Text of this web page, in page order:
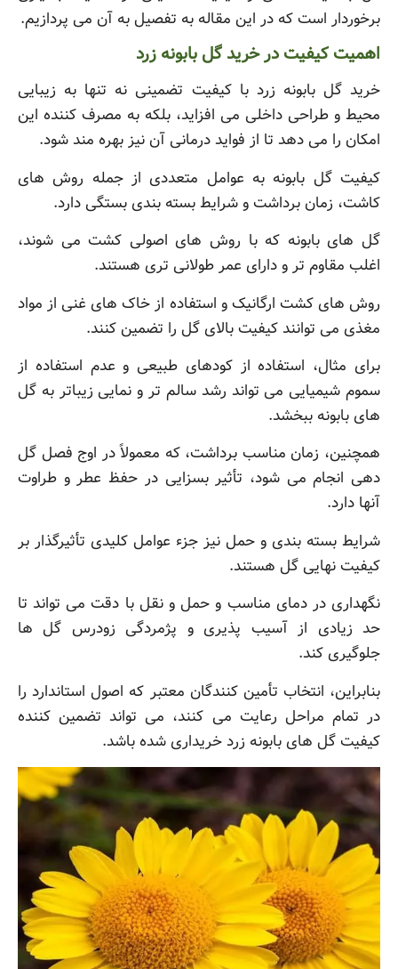
برخوردار است که در این مقاله به تفصیل به آن می پردازیم.
اهمیت کیفیت در خرید گل بابونه زرد
خرید گل بابونه زرد با کیفیت تضمینی نه تنها به زیبایی
محیط و طراحی داخلی می افزاید، بلکه به مصرف کننده این
امکان را می دهد تا از فواید درمانی آن نیز بهره مند شود.
کیفیت گل بابونه به عوامل متعددی از جمله روش های
کاشت، زمان برداشت و شرایط بسته بندی بستگی دارد.
گل های بابونه که با روش های اصولی کشت می شوند،
اغلب مقاوم تر و دارای عمر طولانی تری هستند.
روش های کشت ارگانیک و استفاده از خاک های غنی از مواد
مغذی می توانند کیفیت بالای گل را تضمین کنند.
برای مثال، استفاده از کودهای طبیعی و عدم استفاده از
سموم شیمیایی می تواند رشد سالم تر و نمایی زیباتر به گل
های بابونه ببخشد.
همچنین، زمان مناسب برداشت، که معمولاً در اوج فصل گل
دهی انجام می شود، تأثیر بسزایی در حفظ عطر و طراوت
آنها دارد.
شرایط بسته بندی و حمل نیز جزء عوامل کلیدی تأثیرگذار بر
کیفیت نهایی گل هستند.
نگهداری در دمای مناسب و حمل و نقل با دقت می تواند تا
حد زیادی از آسیب پذیری و پژمردگی زودرس گل ها
جلوگیری کند.
بنابراین، انتخاب تأمین کنندگان معتبر که اصول استاندارد را
در تمام مراحل رعایت می کنند، می تواند تضمین کننده
کیفیت گل های بابونه زرد خریداری شده باشد.